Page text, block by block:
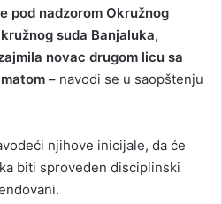
pod nadzorom Okružnog
suda Banjaluka,
novac drugom licu sa
– navodi se u saopštenju
njihove inicijale, da će
biti sproveden disciplinski